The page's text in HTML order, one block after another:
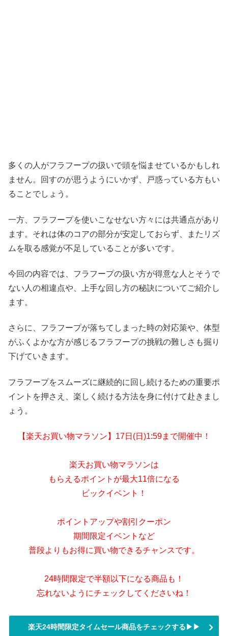
多くの人がフラフープの扱いで頭を悩ませているかもしれ
ません。回すのが思うようにいかず、戸惑っている方もい
ることでしょう。
一方、フラフープを使いこなせない方々には共通点があり
ます。それは体のコアの部分が安定しておらず、またリズ
ムを取る感覚が不足していることが多いです。
今回の内容では、フラフープの扱い方が得意な人とそうで
ない人の相違点や、上手な回し方の秘訣についてご紹介し
ます。
さらに、フラフープが落ちてしまった時の対応策や、体型
がふくよかな方が感じるフラフープの挑戦の難しさも掘り
下げていきます。
フラフープをスムーズに継続的に回し続けるための重要ポ
イントを押さえ、楽しく続ける方法を身に付けて赴きまし
ょう。
【楽天お買い物マラソン】17日(日)1:59まで開催中！
楽天お買い物マラソンは
もらえるポイントが最大11倍になる
ビックイベント！
ポイントアップや割引クーポン
期間限定イベントなど
普段よりもお得に買い物できるチャンスです。
24時間限定で半額以下になる商品も！
忘れないようにチェックしてくださいね！
楽天24時間限定タイムセール商品をチェックする▶▶